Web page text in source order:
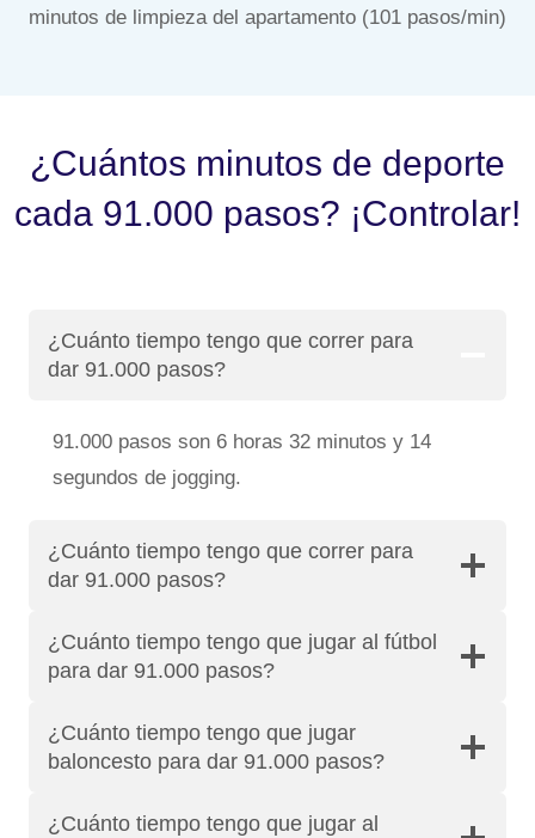
minutos de limpieza del apartamento (101 pasos/min)
¿Cuántos minutos de deporte
cada 91.000 pasos? ¡Controlar!
¿Cuánto tiempo tengo que correr para
dar 91.000 pasos?
91.000 pasos son 6 horas 32 minutos y 14
segundos de jogging.
¿Cuánto tiempo tengo que correr para
dar 91.000 pasos?
¿Cuánto tiempo tengo que jugar al fútbol
para dar 91.000 pasos?
¿Cuánto tiempo tengo que jugar
baloncesto para dar 91.000 pasos?
¿Cuánto tiempo tengo que jugar al